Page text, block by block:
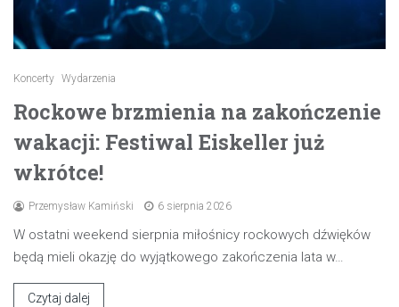
Koncerty Wydarzenia
Rockowe brzmienia na zakończenie
wakacji: Festiwal Eiskeller już
wkrótce!
Przemysław Kamiński 6 sierpnia 2026
W ostatni weekend sierpnia miłośnicy rockowych dźwięków
będą mieli okazję do wyjątkowego zakończenia lata w…
Czytaj dalej